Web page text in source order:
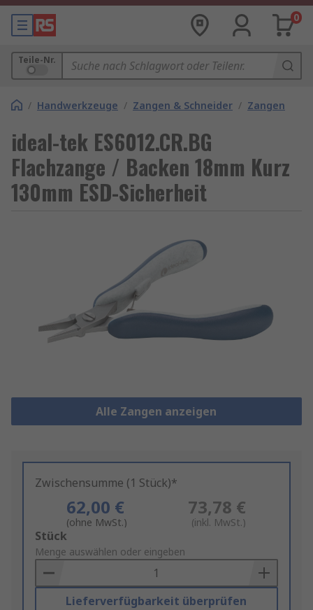
0
Teile-Nr.
/ Handwerkzeuge / Zangen & Schneider / Zangen
ideal-tek ES6012.CR.BG
Flachzange / Backen 18mm Kurz
130mm ESD-Sicherheit
Alle Zangen anzeigen
Zwischensumme (1 Stück)*
62,00 €
(ohne MwSt.)
73,78 €
(inkl. MwSt.)
Add
to
Basket
Stück
Menge auswählen oder eingeben
Lieferverfügbarkeit überprüfen